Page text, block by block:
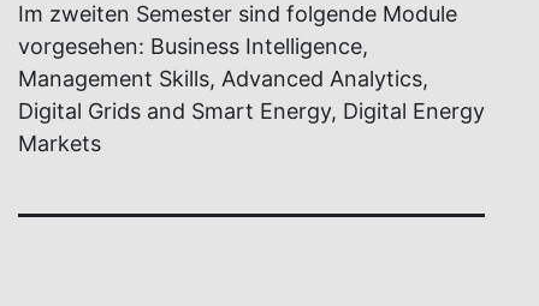
Im zweiten Semester sind folgende Module
vorgesehen: Business Intelligence,
Management Skills, Advanced Analytics,
Digital Grids and Smart Energy, Digital Energy
Markets